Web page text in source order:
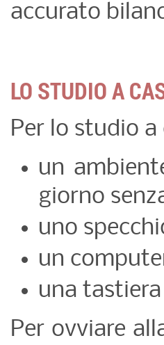
accurato
LO STUDIO A
Per lo studio a
un
giorno
uno
un
una
Per ovviare